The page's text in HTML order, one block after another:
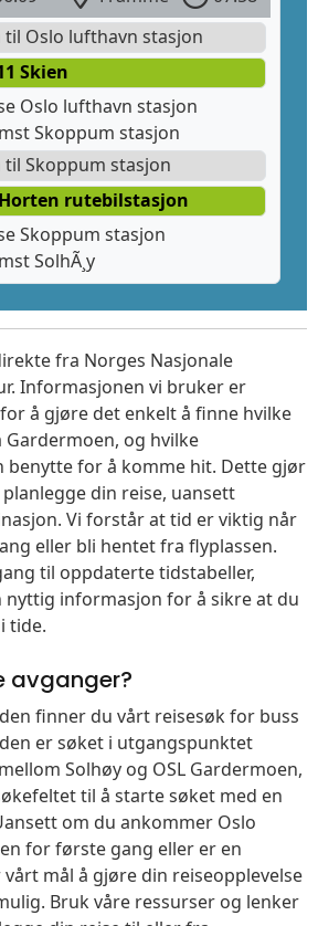
til Oslo lufthavn stasjon
Skien
Oslo lufthavn stasjon
Skoppum stasjon
til Skoppum stasjon
rutebilstasjon
Skoppum stasjon
SolhÃ¸y
fra Norges Nasjonale
Informasjonen vi bruker er
å gjøre det enkelt å finne hvilke
og hvilke
benytte for å komme hit. Dette gjør
din reise, uansett
Vi forstår at tid er viktig når
eller bli hentet fra flyplassen.
til oppdaterte tidstabeller,
nyttig informasjon for å sikre at du
tide.
avganger?
finner du vårt reisesøk for buss
er søket i utgangspunktet
Solhøy og OSL Gardermoen,
til å starte søket med en
om du ankommer Oslo
for første gang eller er en
mål å gjøre din reiseopplevelse
Bruk våre ressurser og lenker